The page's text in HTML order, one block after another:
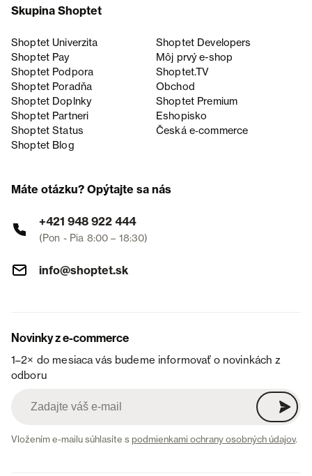
Skupina Shoptet
Shoptet Univerzita
Shoptet Developers
Shoptet Pay
Môj prvý e-shop
Shoptet Podpora
Shoptet.TV
Shoptet Poradňa
Obchod
Shoptet Doplnky
Shoptet Premium
Shoptet Partneri
Eshopisko
Shoptet Status
Česká e‑commerce
Shoptet Blog
Máte otázku? Opýtajte sa nás
+421 948 922 444
(Pon - Pia 8:00 – 18:30)
info@shoptet.sk
Novinky z e-commerce
1–2× do mesiaca vás budeme informovať o novinkách z
odboru
Vložením e-mailu súhlasíte spodmienkami ochrany osobných údajov.